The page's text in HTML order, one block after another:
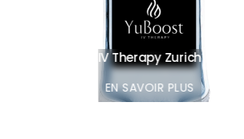
IV Therapy Zurich
EN SAVOIR PLUS